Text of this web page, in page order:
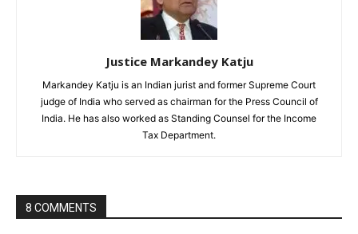
Justice Markandey Katju
Markandey Katju is an Indian jurist and former Supreme Court
judge of India who served as chairman for the Press Council of
India. He has also worked as Standing Counsel for the Income
Tax Department.
8 COMMENTS